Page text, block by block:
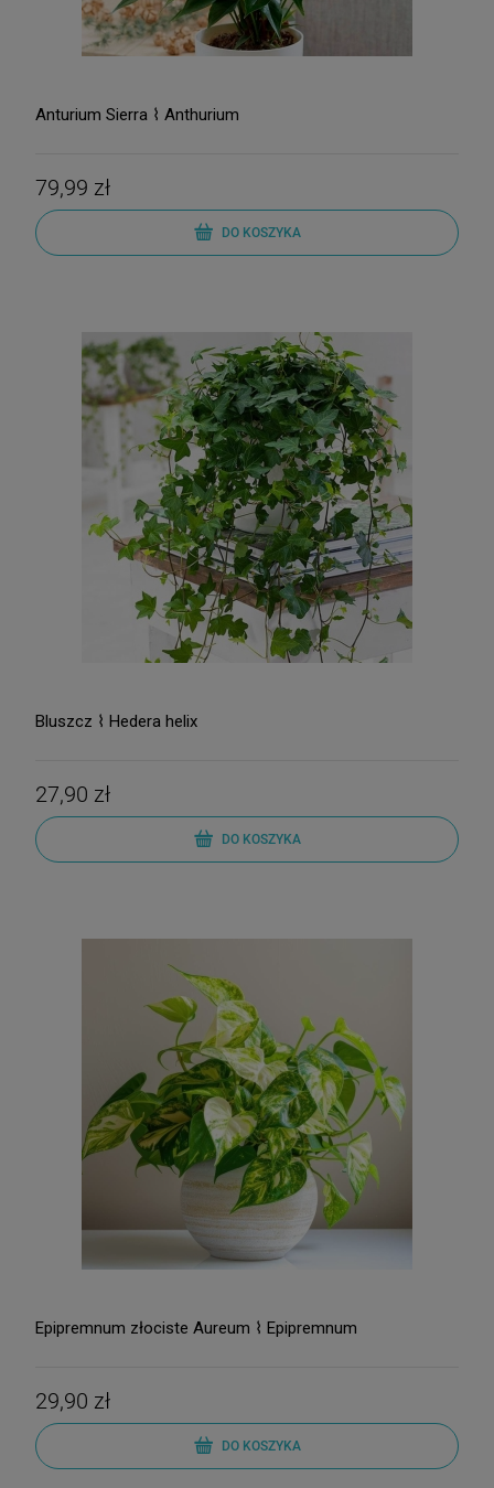
Anturium Sierra ⌇ Anthurium
79,99 zł
DO KOSZYKA
Bluszcz ⌇ Hedera helix
27,90 zł
DO KOSZYKA
Epipremnum złociste Aureum ⌇ Epipremnum
29,90 zł
DO KOSZYKA